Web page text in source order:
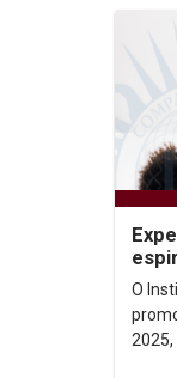
O
2025,